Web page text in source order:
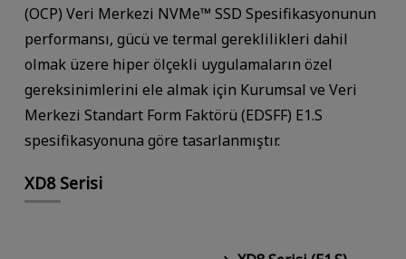
(OCP) Veri Merkezi NVMe™ SSD Spesifikasyonunun
performansı, gücü ve termal gereklilikleri dahil
olmak üzere hiper ölçekli uygulamaların özel
gereksinimlerini ele almak için Kurumsal ve Veri
Merkezi Standart Form Faktörü (EDSFF) E1.S
spesifikasyonuna göre tasarlanmıştır.
XD8 Serisi